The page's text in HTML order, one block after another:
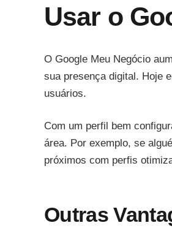
Usar o
O Google Meu Negócio
sua presença digital. Hoje
usuários.
Com um perfil bem
área. Por exemplo, se
próximos com perfis
Outras